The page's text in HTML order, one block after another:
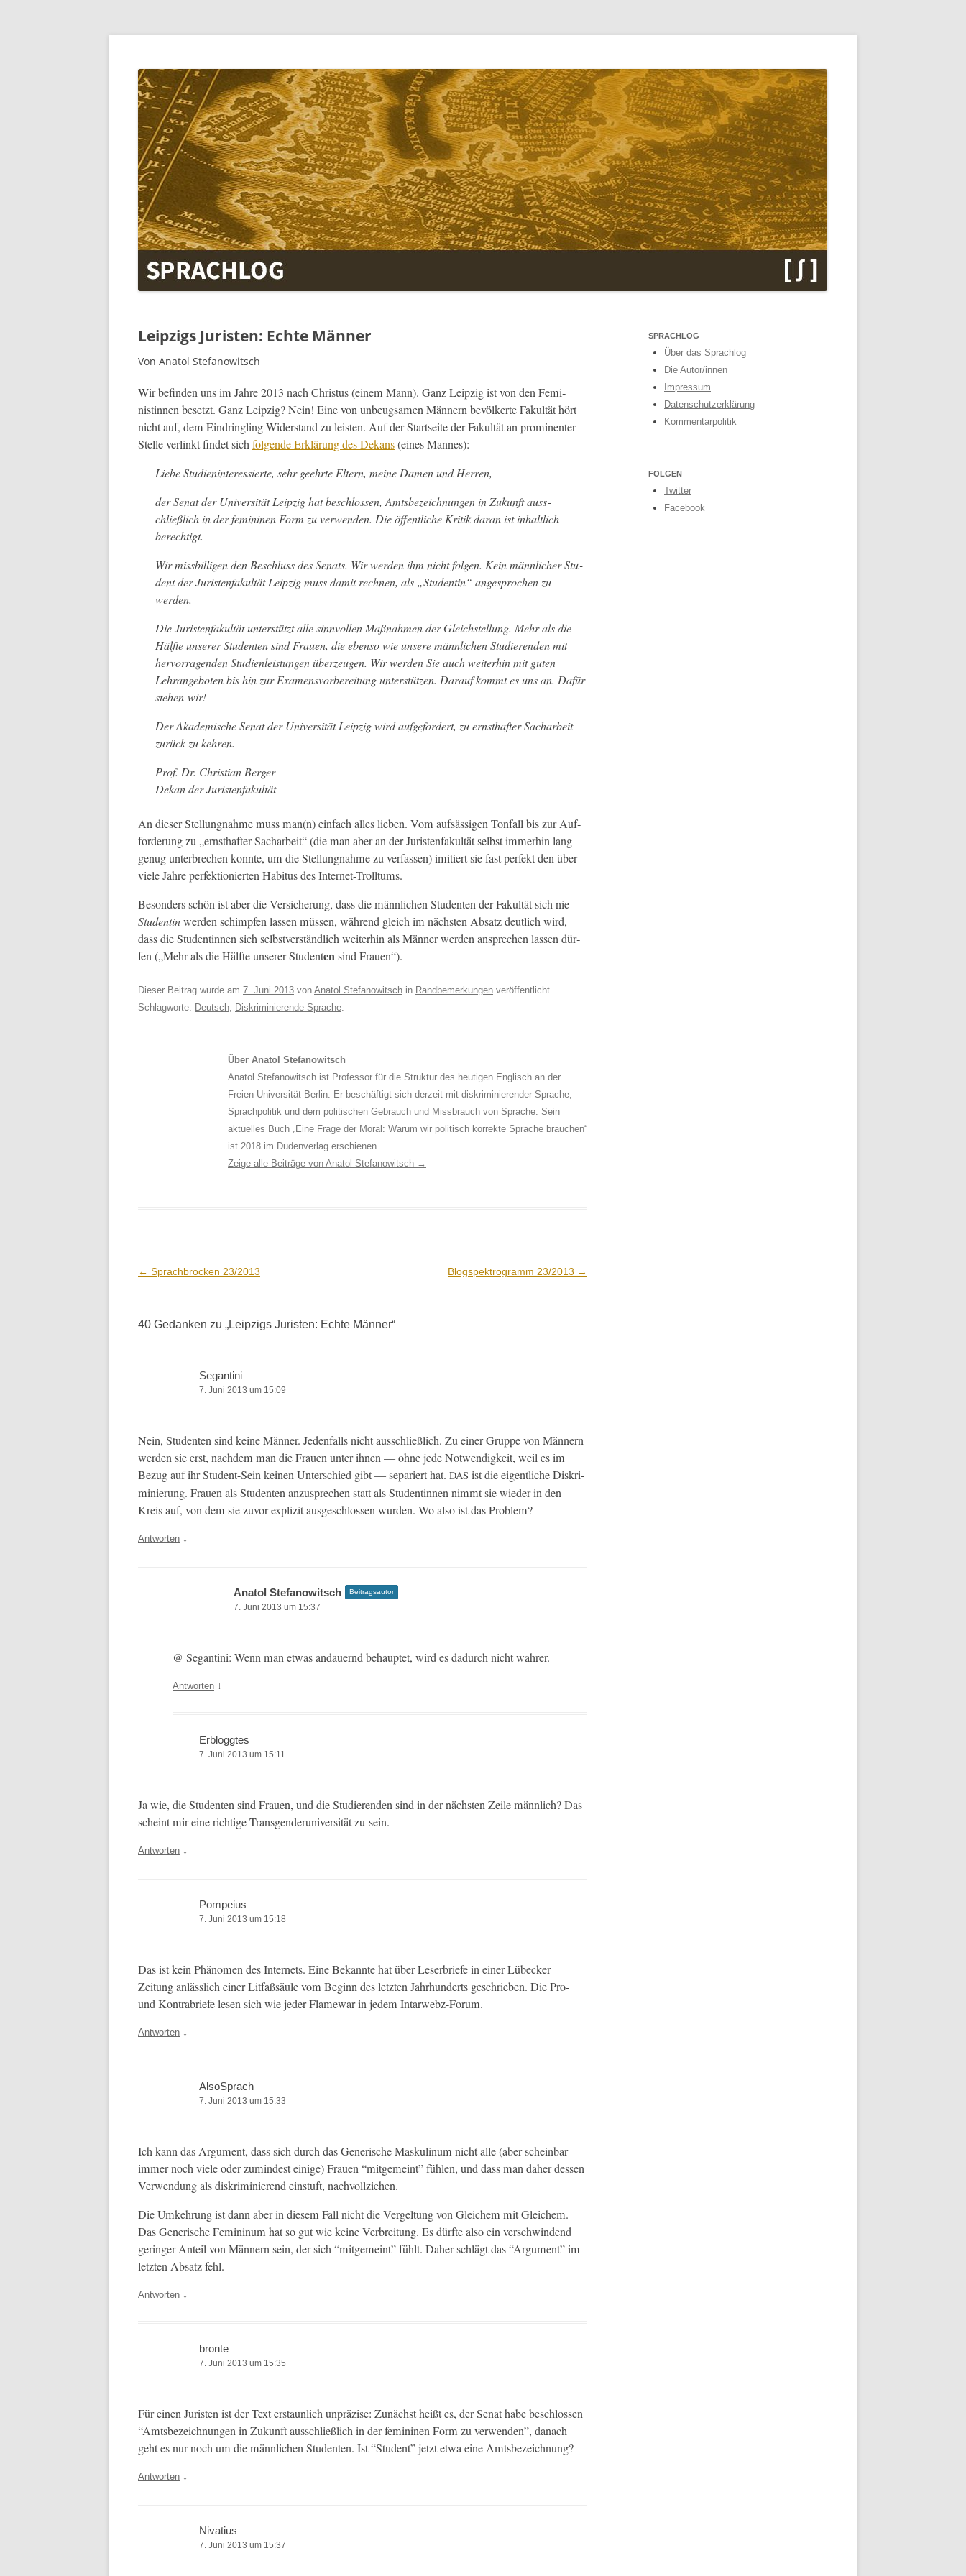
SPRACHLOG
Leipzigs Juristen: Echte Männer
Von Anatol Stefanowitsch
Wir befind­en uns im Jahre 2013 nach Chris­tus (einem Mann). Ganz Leipzig ist von den Fem­i­
nistin­nen beset­zt. Ganz Leipzig? Nein! Eine von unbeugsamen Män­nern bevölk­erte Fakultät hört
nicht auf, dem Ein­drin­gling Wider­stand zu leis­ten. Auf der Start­seite der Fakultät an promi­nen­ter
Stelle ver­linkt find­et sichfol­gende Erk­lärung des Dekans(eines Mannes):
Liebe Stu­di­en­in­ter­essierte, sehr geehrte Eltern, meine Damen und Herren,
der Sen­at der Uni­ver­sität Leipzig hat beschlossen, Amts­beze­ich­nun­gen in Zukun­ft auss­
chließlich in der fem­i­ni­nen Form zu ver­wen­den. Die öffentliche Kri­tik daran ist inhaltlich
berechtigt.
Wir miss­bil­li­gen den Beschluss des Sen­ats. Wir wer­den ihm nicht fol­gen. Kein männlich­er Stu­
dent der Juris­ten­fakultät Leipzig muss damit rech­nen, als „Stu­dentin“ ange­sprochen zu
werden.
Die Juris­ten­fakultät unter­stützt alle sin­nvollen Maß­nah­men der Gle­ich­stel­lung. Mehr als die
Hälfte unser­er Stu­den­ten sind Frauen, die eben­so wie unsere männlichen Studieren­den mit
her­vor­ra­gen­den Stu­di­en­leis­tun­gen überzeu­gen. Wir wer­den Sie auch weit­er­hin mit guten
Lehrange­boten bis hin zur Exa­m­ensvor­bere­itung unter­stützen. Darauf kommt es uns an. Dafür
ste­hen wir!
Der Akademis­che Sen­at der Uni­ver­sität Leipzig wird aufge­fordert, zu ern­sthafter Sachar­beit
zurück zu kehren.
Prof. Dr. Chris­t­ian Berger
Dekan der Juristenfakultät
An dieser Stel­lung­nahme muss man(n) ein­fach alles lieben. Vom auf­säs­si­gen Ton­fall bis zur Auf­
forderung zu „ern­sthafter Sachar­beit“ (die man aber an der Juris­ten­fakultät selb­st immer­hin lang
genug unter­brechen kon­nte, um die Stel­lung­nahme zu ver­fassen) imi­tiert sie fast per­fekt den über
viele Jahre per­fek­tion­ierten Habi­tus des Internet-Trolltums.
Beson­ders schön ist aber die Ver­sicherung, dass die männlichen Stu­den­ten der Fakultät sich nie
Stu­dentinwer­den schimpfen lassen müssen, während gle­ich im näch­sten Absatz deut­lich wird,
dass die Stu­dentin­nen sich selb­stver­ständlich weit­er­hin als Män­ner wer­den ansprechen lassen dür­
fen („Mehr als die Hälfte unser­er Stu­dentensind Frauen“).
Dieser Beitrag wurde am 7. Juni 2013 von Anatol Stefanowitsch in Randbemerkungen veröffentlicht.
Schlagworte: Deutsch, Diskriminierende Sprache.
Über Anatol Stefanowitsch
Anatol Stefanowitsch ist Professor für die Struktur des heutigen Englisch an der
Freien Universität Berlin. Er beschäftigt sich derzeit mit diskriminierender Sprache,
Sprachpolitik und dem politischen Gebrauch und Missbrauch von Sprache. Sein
aktuelles Buch „Eine Frage der Moral: Warum wir politisch korrekte Sprache brauchen“
ist 2018 im Dudenverlag erschienen.
Zeige alle Beiträge von Anatol Stefanowitsch →
Beitrags-
← Sprachbrocken 23/2013 Blogspektrogramm 23/2013 →
40 Gedanken zu „Leipzigs Juristen: Echte Männer“
Segantini
7. Juni 2013 um 15:09
Nein, Stu­den­ten sind keine Män­ner. Jeden­falls nicht auss­chließlich. Zu ein­er Gruppe von Män­nern
wer­den sie erst, nach­dem man die Frauen unter ihnen — ohne jede Notwendigkeit, weil es im
Bezug auf ihr Stu­dent-Sein keinen Unter­schied gibt — separi­ert hat. DAS ist die eigentliche Diskri­
m­inierung. Frauen als Stu­den­ten anzus­prechen statt als Stu­dentin­nen nimmt sie wieder in den
Kreis auf, von dem sie zuvor expliz­it aus­geschlossen wur­den. Wo also ist das Problem?
Antworten ↓
Anatol Stefanowitsch Beitragsautor
7. Juni 2013 um 15:37
@ Segan­ti­ni: Wenn man etwas andauernd behauptet, wird es dadurch nicht wahrer.
Antworten ↓
Erbloggtes
7. Juni 2013 um 15:11
Ja wie, die Stu­den­ten sind Frauen, und die Studieren­den sind in der näch­sten Zeile männlich? Das
scheint mir eine richtige Trans­gen­deruni­ver­sität zu sein.
Antworten ↓
Pompeius
7. Juni 2013 um 15:18
Das ist kein Phänomen des Inter­nets. Eine Bekan­nte hat über Leser­briefe in ein­er Lübeck­er
Zeitung anlässlich ein­er Lit­faßsäule vom Beginn des let­zten Jahrhun­derts geschrieben. Die Pro-
und Kon­tra­briefe lesen sich wie jed­er Flame­war in jedem Intarwebz-Forum.
Antworten ↓
AlsoSprach
7. Juni 2013 um 15:33
Ich kann das Argu­ment, dass sich durch das Gener­ische Maskulinum nicht alle (aber schein­bar
immer noch viele oder zumin­d­est einige) Frauen “mit­ge­meint” fühlen, und dass man daher dessen
Ver­wen­dung als diskri­m­inierend ein­stuft, nachvollziehen.
Die Umkehrung ist dann aber in diesem Fall nicht die Vergel­tung von Gle­ichem mit Gle­ichem.
Das Gener­ische Fem­i­ninum hat so gut wie keine Ver­bre­itung. Es dürfte also ein ver­schwindend
geringer Anteil von Män­nern sein, der sich “mit­ge­meint” fühlt. Daher schlägt das “Argu­ment” im
let­zten Absatz fehl.
Antworten ↓
bronte
7. Juni 2013 um 15:35
Für einen Juris­ten ist der Text erstaunlich unpräzise: Zunächst heißt es, der Sen­at habe beschlossen
“Amts­beze­ich­nun­gen in Zukun­ft auss­chließlich in der fem­i­ni­nen Form zu ver­wen­den”, danach
geht es nur noch um die männlichen Stu­den­ten. Ist “Stu­dent” jet­zt etwa eine Amtsbezeichnung?
Antworten ↓
Nivatius
7. Juni 2013 um 15:37
SPRACHLOG
Über das Sprachlog
Die Autor/innen
Impressum
Datenschutzerklärung
Kommentarpolitik
FOLGEN
Twitter
Facebook